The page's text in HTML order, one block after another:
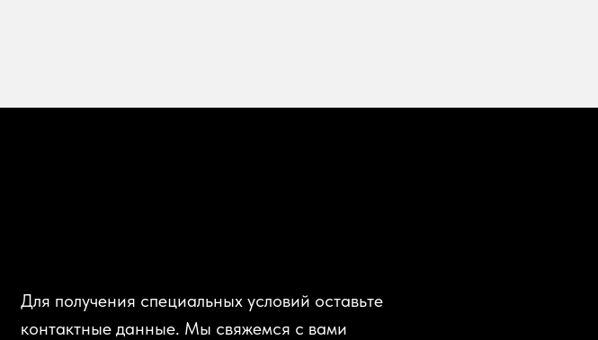
Для получения специальных условий оставьте
контактные данные. Мы свяжемся с вами